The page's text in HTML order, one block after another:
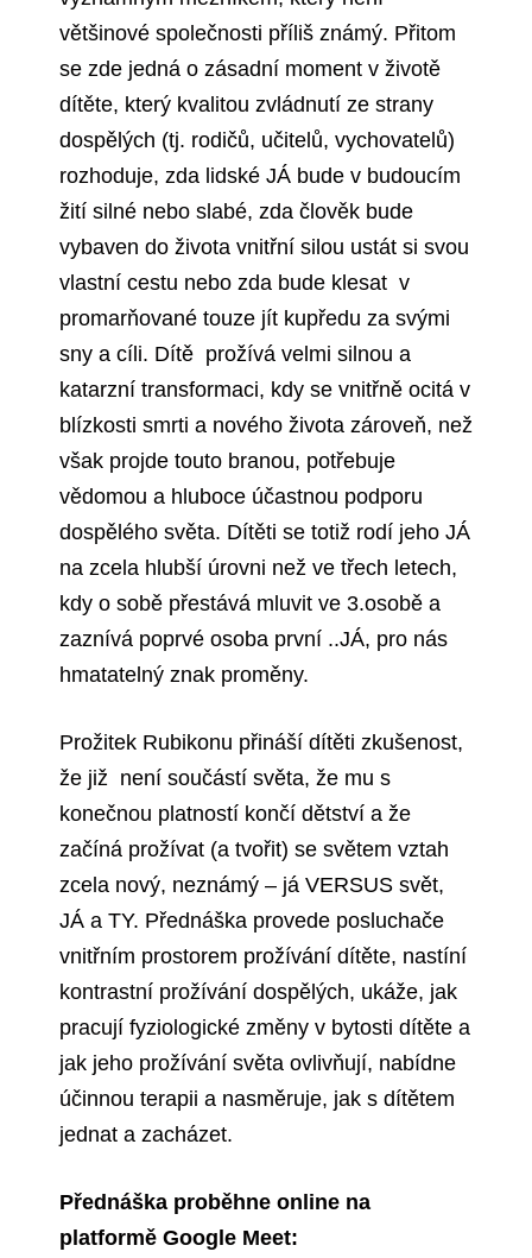
většinové společnosti příliš známý. Přitom
se zde jedná o zásadní moment v životě
dítěte, který kvalitou zvládnutí ze strany
dospělých (tj. rodičů, učitelů, vychovatelů)
rozhoduje, zda lidské JÁ bude v budoucím
žití silné nebo slabé, zda člověk bude
vybaven do života vnitřní silou ustát si svou
vlastní cestu nebo zda bude klesat v
promarňované touze jít kupředu za svými
sny a cíli. Dítě prožívá velmi silnou a
katarzní transformaci, kdy se vnitřně ocitá v
blízkosti smrti a nového života zároveň, než
však projde touto branou, potřebuje
vědomou a hluboce účastnou podporu
dospělého světa. Dítěti se totiž rodí jeho JÁ
na zcela hlubší úrovni než ve třech letech,
kdy o sobě přestává mluvit ve 3.osobě a
zaznívá poprvé osoba první ..JÁ, pro nás
hmatatelný znak proměny.
Prožitek Rubikonu přináší dítěti zkušenost,
že již není součástí světa, že mu s
konečnou platností končí dětství a že
začíná prožívat (a tvořit) se světem vztah
zcela nový, neznámý – já VERSUS svět,
JÁ a TY. Přednáška provede posluchače
vnitřním prostorem prožívání dítěte, nastíní
kontrastní prožívání dospělých, ukáže, jak
pracují fyziologické změny v bytosti dítěte a
jak jeho prožívání světa ovlivňují, nabídne
účinnou terapii a nasměruje, jak s dítětem
jednat a zacházet.
Přednáška proběhne online na
platformě Google Meet: